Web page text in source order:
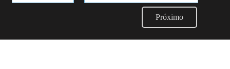
Próximo